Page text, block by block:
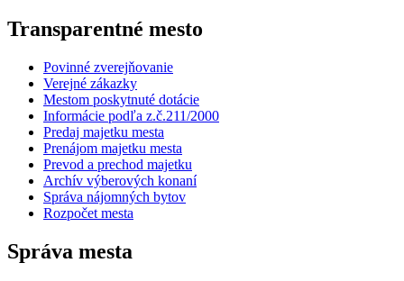
Transparentné mesto
Povinné zverejňovanie
Verejné zákazky
Mestom poskytnuté dotácie
Informácie podľa z.č.211/2000
Predaj majetku mesta
Prenájom majetku mesta
Prevod a prechod majetku
Archív výberových konaní
Správa nájomných bytov
Rozpočet mesta
Správa mesta